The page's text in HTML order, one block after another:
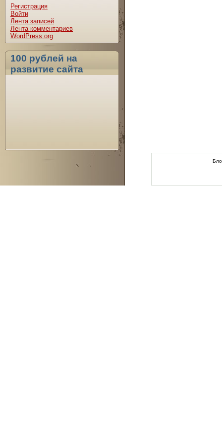
Регистрация
Войти
Лента записей
Лента комментариев
WordPress.org
100 рублей на
развитие сайта